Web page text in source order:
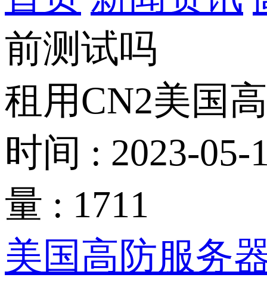
前测试吗
租用CN2美国
时间 : 2023-05-
量 : 1711
美国高防服务